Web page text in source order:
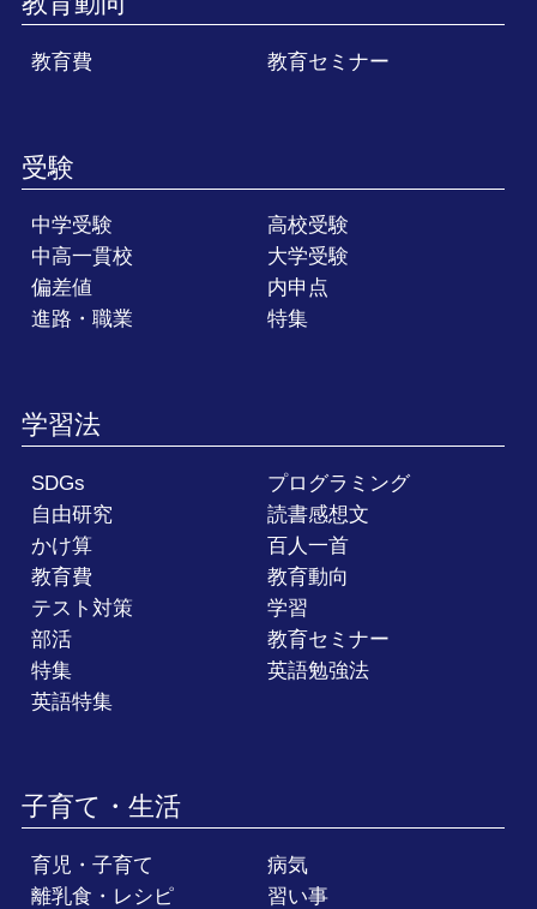
教育費 教育セミナー
受験
中学受験
高校受験
中高一貫校
大学受験
偏差値
内申点
進路・職業
特集
学習法
SDGs
プログラミング
自由研究
読書感想文
かけ算
百人一首
教育費
教育動向
テスト対策
学習
部活
教育セミナー
特集
英語勉強法
英語特集
子育て・生活
育児・子育て
病気
離乳食・レシピ
習い事